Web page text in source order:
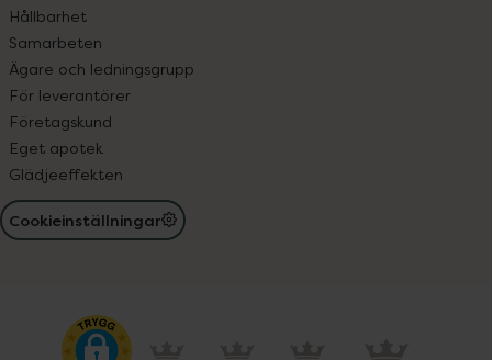
Hållbarhet
Samarbeten
Ägare och ledningsgrupp
För leverantörer
Företagskund
Eget apotek
Glädjeeffekten
Cookieinställningar